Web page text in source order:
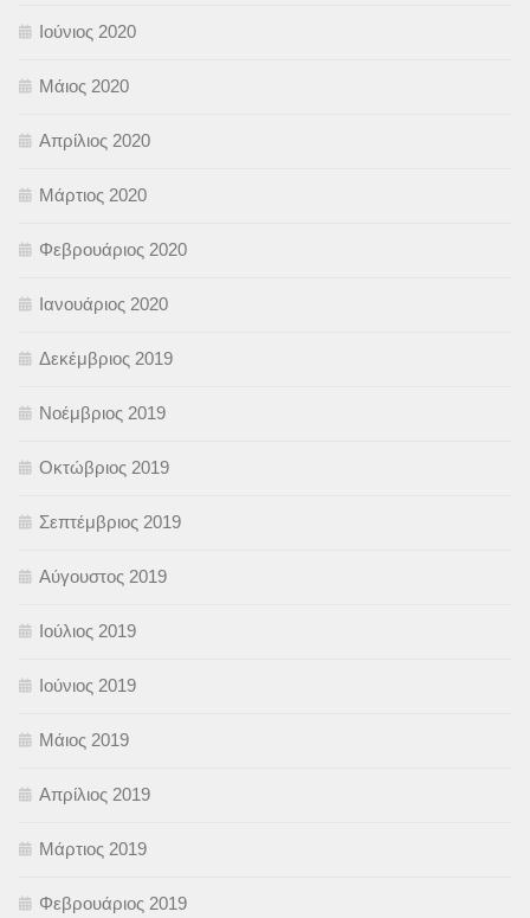
Ιούνιος 2020
Μάιος 2020
Απρίλιος 2020
Μάρτιος 2020
Φεβρουάριος 2020
Ιανουάριος 2020
Δεκέμβριος 2019
Νοέμβριος 2019
Οκτώβριος 2019
Σεπτέμβριος 2019
Αύγουστος 2019
Ιούλιος 2019
Ιούνιος 2019
Μάιος 2019
Απρίλιος 2019
Μάρτιος 2019
Φεβρουάριος 2019